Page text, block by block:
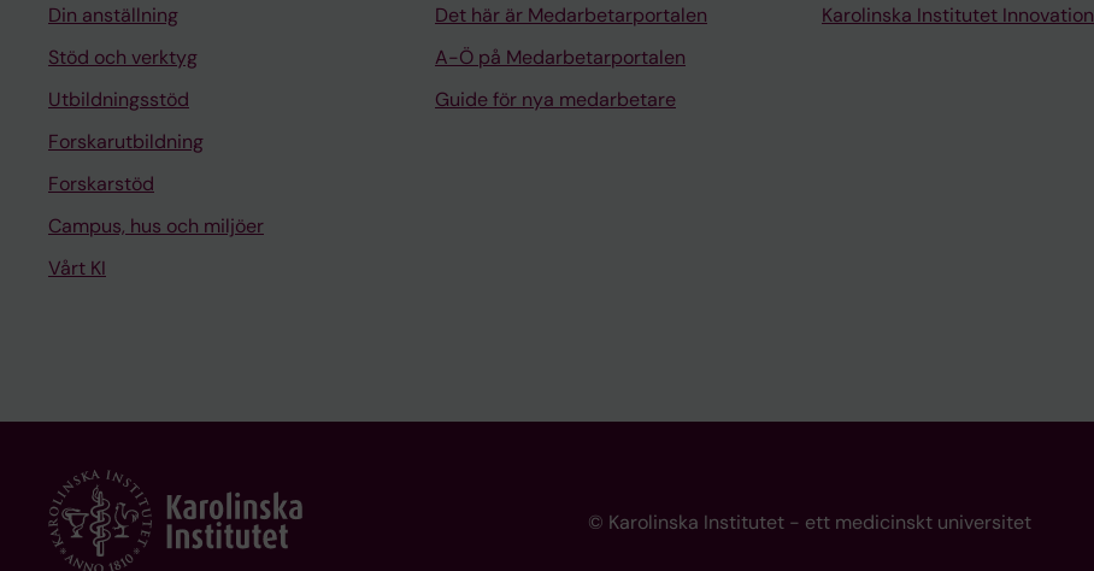
Din anställning
Stöd och verktyg
Utbildningsstöd
Forskarutbildning
Forskarstöd
Campus, hus och miljöer
Vårt KI
Det här är Medarbetarportalen
A-Ö på Medarbetarportalen
Guide för nya medarbetare
Karolinska Institutet Innovation
© Karolinska Institutet - ett medicinskt universitet